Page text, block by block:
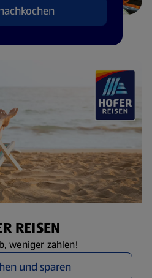
REISEN
weniger zahlen!
und sparen